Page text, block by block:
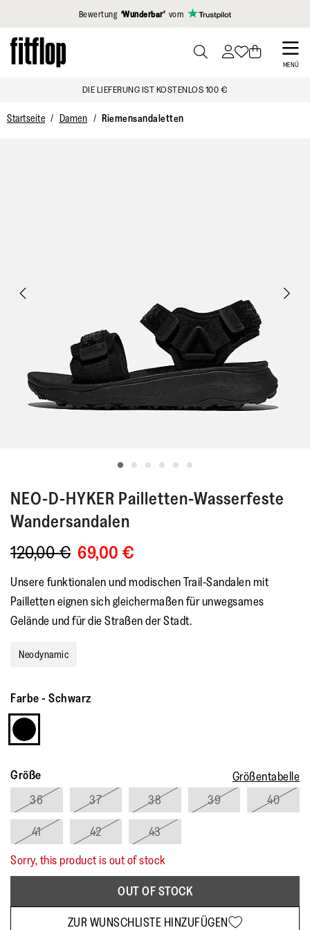
Klicken Sie hier, um unsere Erklärung zur Barrierefreiheit
Bewertung ‘Wunderbar’ vom
Skip
to
MENÜ
TO
DIE LIEFERUNG IST KOSTENLOS 100 €
Startseite Damen Riemensandaletten
NEO-D-HYKER Pailletten-Wasserfeste
Wandersandalen
120,00 € 69,00 €
Unsere funktionalen und modischen Trail-Sandalen mit
Pailletten eignen sich gleichermaßen für unwegsames
Gelände und für die Straßen der Stadt.
Neodynamic
Farbe- Schwarz
Größe
Größentabelle
36
37 38 39 40
41 42
43
Sorry, this product is out of stock
OUT OF STOCK
ZUR WUNSCHLISTE HINZUFÜGEN